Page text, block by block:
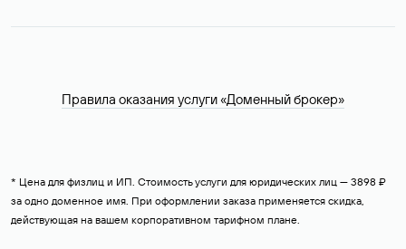
Правила оказания услуги «Доменный брокер»
* Цена для физлиц и ИП. Стоимость услуги для юридических лиц — 3898 ₽
за одно доменное имя. При оформлении заказа применяется скидка,
действующая на вашем корпоративном тарифном плане.